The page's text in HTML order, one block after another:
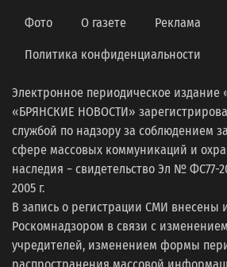
Фото О газете Реклама
Политика конфиденциальности
Электронное периодическое издание
«БРЯНСКИЕ НОВОСТИ»
службой по надзору за соблюдением
сфере массовых коммуникаций и
наследия − свидетельство Эл № ФС77-
2005 г.
В запись о регистрации СМИ внесены
Роскомнадзором в связи с
учредителей, изменением формы